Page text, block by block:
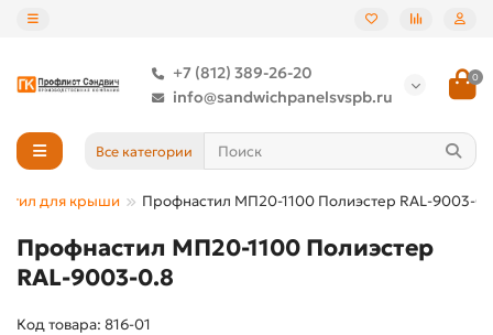
+7 (812) 389-26-20
info@sandwichpanelsvspb.ru
0
Все категории
для крыши Профнастил МП20-1100 Полиэстер RAL-9003-
Профнастил МП20-1100 Полиэстер
RAL-9003-0.8
Код товара: 816-01